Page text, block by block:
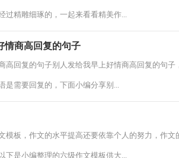
过精雕细琢的，一起来看看精美作...
情商高回复的句子
高回复的句子别人发给我早上好情商高回复的句
是需要回复的，下面小编分享别...
模板，作文的水平提高还要依靠个人的努力，作
下是小编整理的六级作文模板供大...